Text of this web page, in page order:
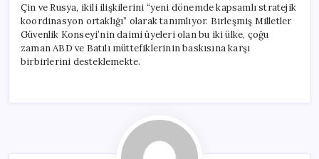
Çin ve Rusya, ikili ilişkilerini “yeni dönemde kapsamlı stratejik
koordinasyon ortaklığı” olarak tanımlıyor. Birleşmiş Milletler
Güvenlik Konseyi’nin daimi üyeleri olan bu iki ülke, çoğu
zaman ABD ve Batılı müttefiklerinin baskısına karşı
birbirlerini desteklemekte.